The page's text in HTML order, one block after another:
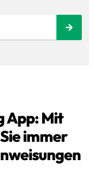
App: Mit
immer